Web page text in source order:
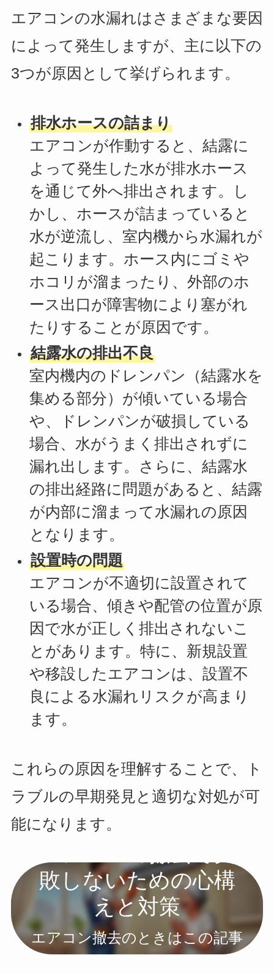
エアコンの水漏れはさまざまな要因
によって発生しますが、主に以下の
3つが原因として挙げられます。
排水ホースの詰まり
エアコンが作動すると、結露に
よって発生した水が排水ホース
を通じて外へ排出されます。し
かし、ホースが詰まっていると
水が逆流し、室内機から水漏れが
起こります。ホース内にゴミや
ホコリが溜まったり、外部のホ
ース出口が障害物により塞がれ
たりすることが原因です。
結露水の排出不良
室内機内のドレンパン（結露水を
集める部分）が傾いている場合
や、ドレンパンが破損している
場合、水がうまく排出されずに
漏れ出します。さらに、結露水
の排出経路に問題があると、結露
が内部に溜まって水漏れの原因
となります。
設置時の問題
エアコンが不適切に設置されて
いる場合、傾きや配管の位置が原
因で水が正しく排出されないこ
とがあります。特に、新規設置
や移設したエアコンは、設置不
良による水漏れリスクが高まり
ます。
これらの原因を理解することで、ト
ラブルの早期発見と適切な対処が可
能になります。
敗しないための心構
えと対策
エアコン撤去のときはこの記事